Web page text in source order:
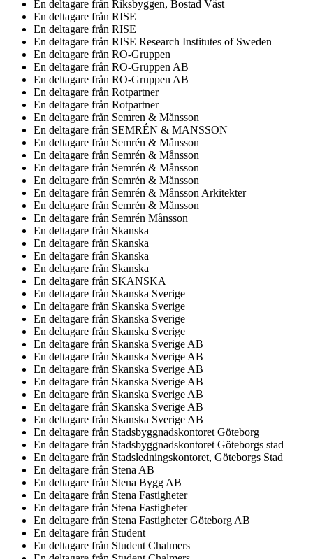
En deltagare från Riksbyggen, Bostad Väst
En deltagare från RISE
En deltagare från RISE
En deltagare från RISE Research Institutes of Sweden
En deltagare från RO-Gruppen
En deltagare från RO-Gruppen AB
En deltagare från RO-Gruppen AB
En deltagare från Rotpartner
En deltagare från Rotpartner
En deltagare från Semren & Månsson
En deltagare från SEMRÉN & MANSSON
En deltagare från Semrén & Månsson
En deltagare från Semrén & Månsson
En deltagare från Semrén & Månsson
En deltagare från Semrén & Månsson
En deltagare från Semrén & Månsson Arkitekter
En deltagare från Semrén & Månsson
En deltagare från Semrén Månsson
En deltagare från Skanska
En deltagare från Skanska
En deltagare från Skanska
En deltagare från Skanska
En deltagare från SKANSKA
En deltagare från Skanska Sverige
En deltagare från Skanska Sverige
En deltagare från Skanska Sverige
En deltagare från Skanska Sverige
En deltagare från Skanska Sverige AB
En deltagare från Skanska Sverige AB
En deltagare från Skanska Sverige AB
En deltagare från Skanska Sverige AB
En deltagare från Skanska Sverige AB
En deltagare från Skanska Sverige AB
En deltagare från Skanska Sverige AB
En deltagare från Stadsbyggnadskontoret Göteborg
En deltagare från Stadsbyggnadskontoret Göteborgs stad
En deltagare från Stadsledningskontoret, Göteborgs Stad
En deltagare från Stena AB
En deltagare från Stena Bygg AB
En deltagare från Stena Fastigheter
En deltagare från Stena Fastigheter
En deltagare från Stena Fastigheter Göteborg AB
En deltagare från Student
En deltagare från Student Chalmers